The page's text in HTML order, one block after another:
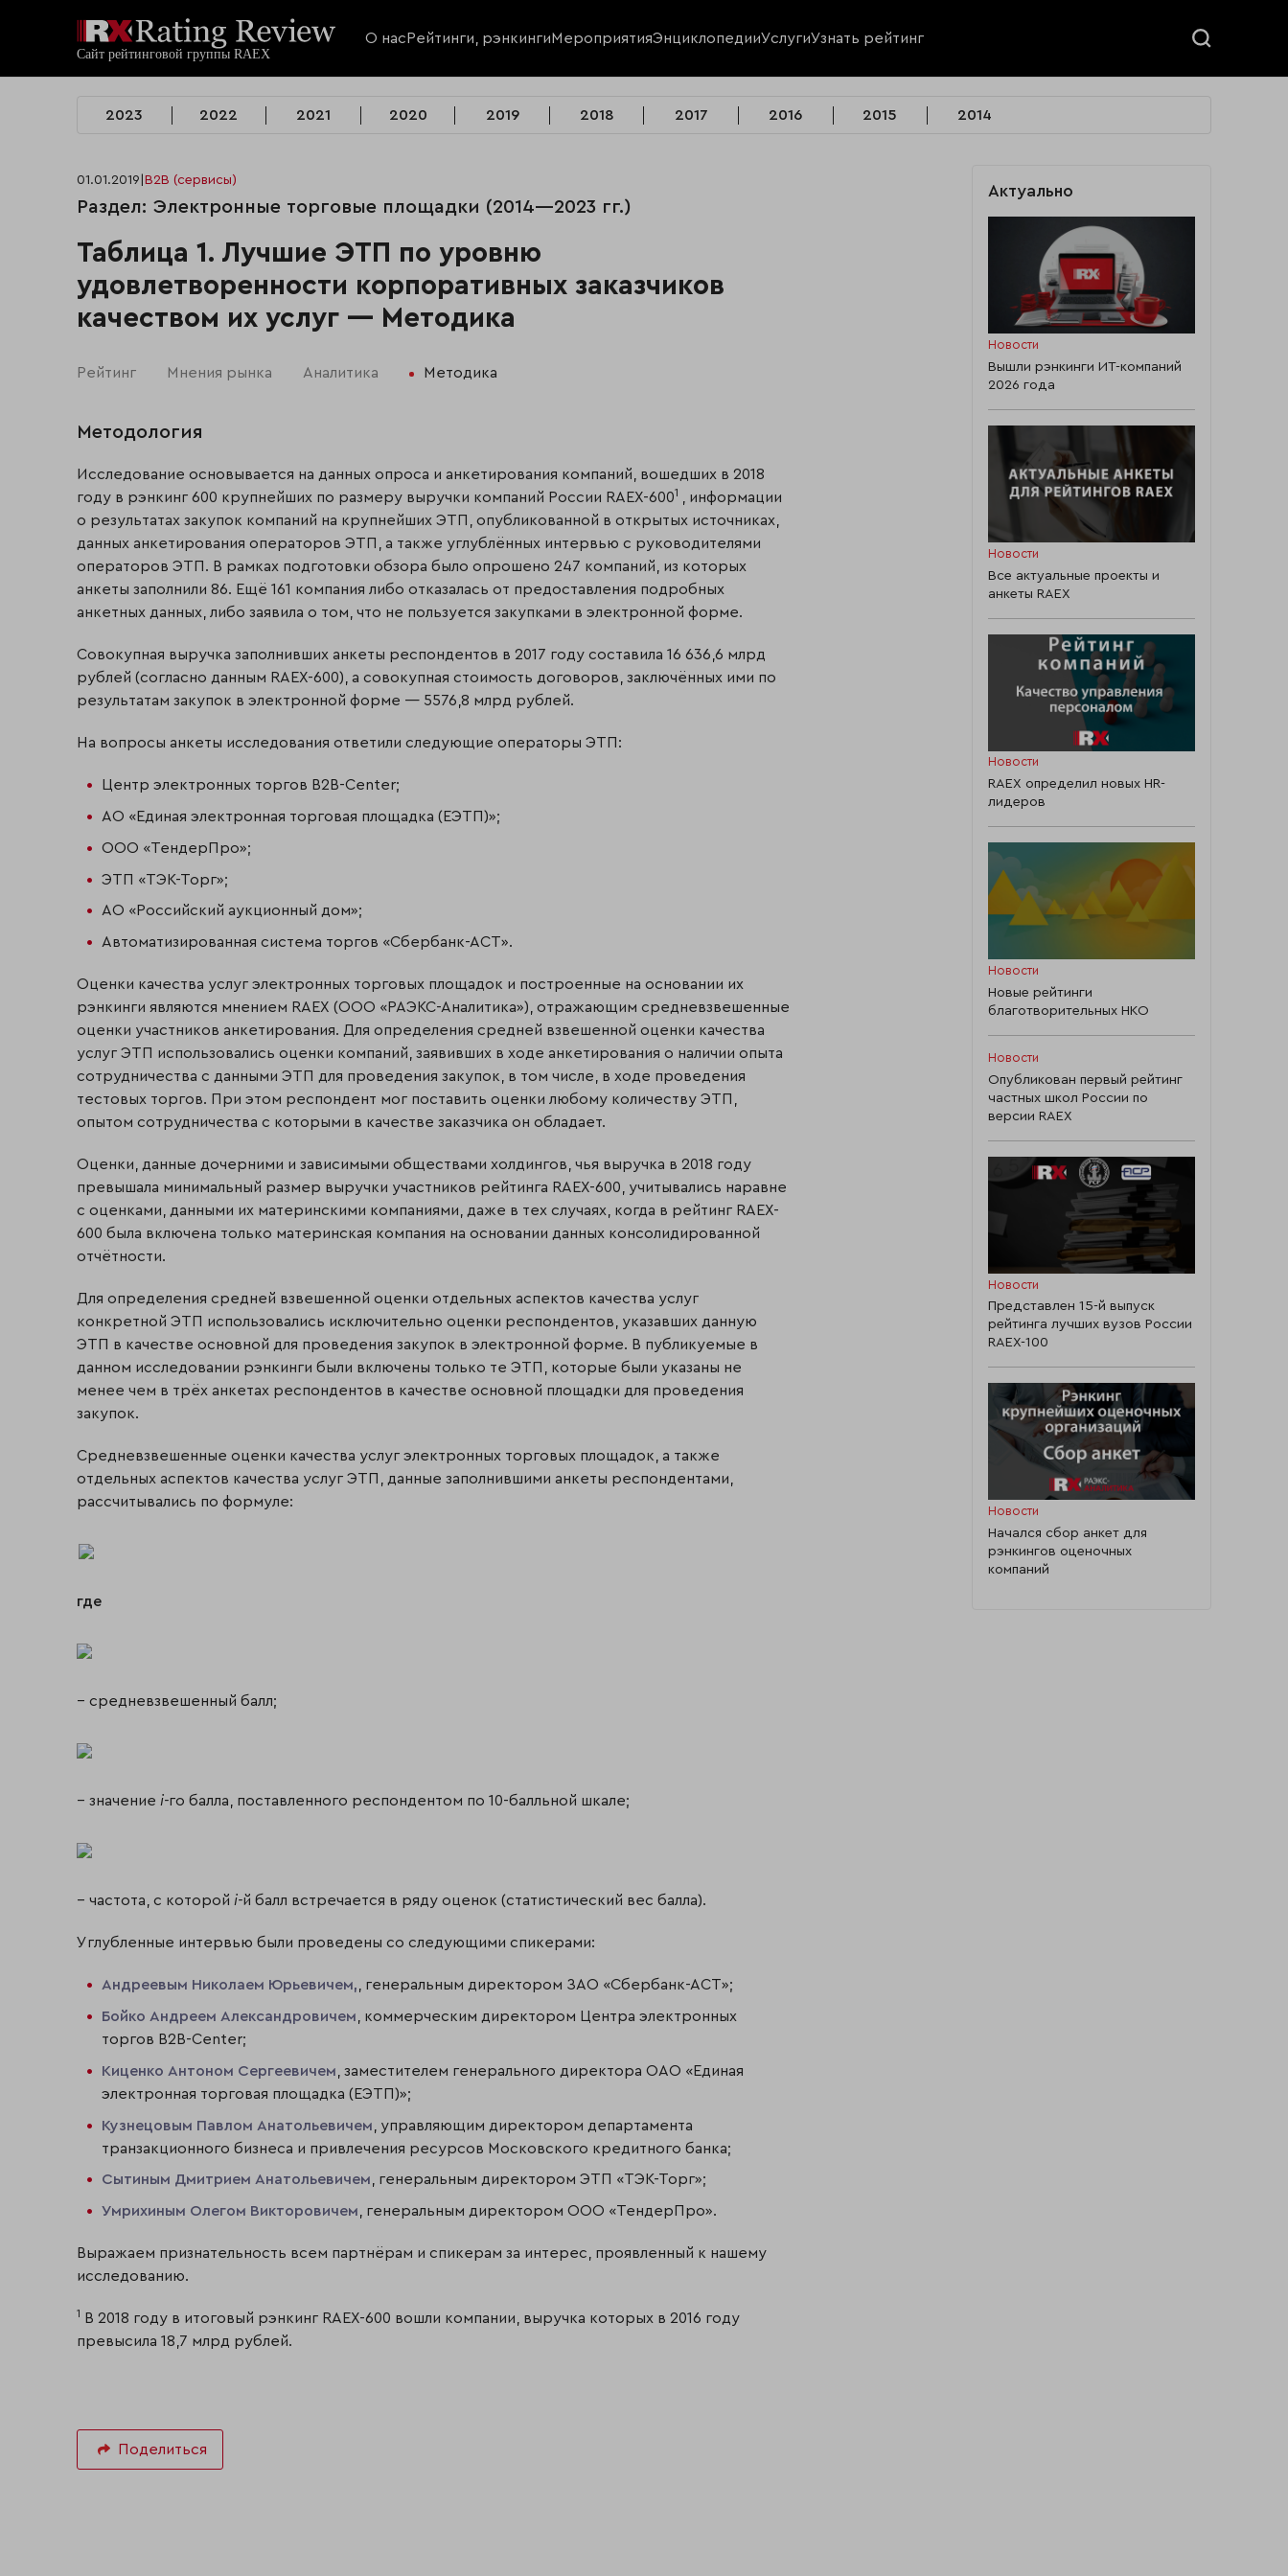
О нас Рейтинги, рэнкингиМероприятияЭнциклопедииУслугиУзнать рейтинг
2023 2022 2021 2020 2019 2018 2017 2016 2015 2014
01.01.2019 B2B (сервисы)
Раздел: Электронные торговые площадки (2014—2023 гг.)
Таблица 1. Лучшие ЭТП по уровню
удовлетворенности корпоративных заказчиков
качеством их услуг — Методика
Рейтинг Мнения рынка Аналитика Методика
Методология
Исследование основывается на данных опроса и анкетирования компаний, вошедших в 2018
году в рэнкинг 600 крупнейших по размеру выручки компаний России RAEX-6001
, информации
о результатах закупок компаний на крупнейших ЭТП, опубликованной в открытых источниках,
данных анкетирования операторов ЭТП, а также углублённых интервью с руководителями
операторов ЭТП. В рамках подготовки обзора было опрошено 247 компаний, из которых
анкеты заполнили 86. Ещё 161 компания либо отказалась от предоставления подробных
анкетных данных, либо заявила о том, что не пользуется закупками в электронной форме.
Совокупная выручка заполнивших анкеты респондентов в 2017 году составила 16 636,6 млрд
рублей (согласно данным RAEX-600), а совокупная стоимость договоров, заключённых ими по
результатам закупок в электронной форме — 5576,8 млрд рублей.
На вопросы анкеты исследования ответили следующие операторы ЭТП:
Центр электронных торгов B2B-Center;
АО «Единая электронная торговая площадка (ЕЭТП)»;
ООО «ТендерПро»;
ЭТП «ТЭК-Торг»;
АО «Российский аукционный дом»;
Автоматизированная система торгов «Сбербанк-АСТ».
Оценки качества услуг электронных торговых площадок и построенные на основании их
рэнкинги являются мнением RAEX (ООО «РАЭКС-Аналитика»), отражающим средневзвешенные
оценки участников анкетирования. Для определения средней взвешенной оценки качества
услуг ЭТП использовались оценки компаний, заявивших в ходе анкетирования о наличии опыта
сотрудничества с данными ЭТП для проведения закупок, в том числе, в ходе проведения
тестовых торгов. При этом респондент мог поставить оценки любому количеству ЭТП,
опытом сотрудничества с которыми в качестве заказчика он обладает.
Оценки, данные дочерними и зависимыми обществами холдингов, чья выручка в 2018 году
превышала минимальный размер выручки участников рейтинга RAEX-600, учитывались наравне
с оценками, данными их материнскими компаниями, даже в тех случаях, когда в рейтинг RAEX-
600 была включена только материнская компания на основании данных консолидированной
отчётности.
Для определения средней взвешенной оценки отдельных аспектов качества услуг
конкретной ЭТП использовались исключительно оценки респондентов, указавших данную
ЭТП в качестве основной для проведения закупок в электронной форме. В публикуемые в
данном исследовании рэнкинги были включены только те ЭТП, которые были указаны не
менее чем в трёх анкетах респондентов в качестве основной площадки для проведения
закупок.
Средневзвешенные оценки качества услуг электронных торговых площадок, а также
отдельных аспектов качества услуг ЭТП, данные заполнившими анкеты респондентами,
рассчитывались по формуле:
где
– средневзвешенный балл;
– значение i-го балла, поставленного респондентом по 10-балльной шкале;
– частота, с которой i-й балл встречается в ряду оценок (статистический вес балла).
Углубленные интервью были проведены со следующими спикерами:
Андреевым Николаем Юрьевичем, , генеральным директором ЗАО «Сбербанк-АСТ»;
Бойко Андреем Александровичем , коммерческим директором Центра электронных
торгов B2B-Center;
Киценко Антоном Сергеевичем , заместителем генерального директора ОАО «Единая
электронная торговая площадка (ЕЭТП)»;
Кузнецовым Павлом Анатольевичем , управляющим директором департамента
транзакционного бизнеса и привлечения ресурсов Московского кредитного банка;
Сытиным Дмитрием Анатольевичем, генеральным директором ЭТП «ТЭК-Торг»;
Умрихиным Олегом Викторовичем , генеральным директором ООО «ТендерПро».
Выражаем признательность всем партнёрам и спикерам за интерес, проявленный к нашему
исследованию.
1
В 2018 году в итоговый рэнкинг RAEX-600 вошли компании, выручка которых в 2016 году
превысила 18,7 млрд рублей.
Актуально
Новости
Вышли рэнкинги ИТ-компаний
2026 года
Новости
Все актуальные проекты и
анкеты RAEX
Новости
RAEX определил новых HR-
лидеров
Новости
Новые рейтинги
благотворительных НКО
Новости
Опубликован первый рейтинг
частных школ России по
версии RAEX
Новости
Представлен 15-й выпуск
рейтинга лучших вузов России
RAEX-100
Новости
Начался сбор анкет для
рэнкингов оценочных
компаний
Поделиться